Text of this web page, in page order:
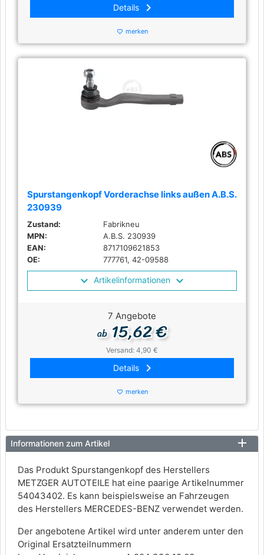
Details keyboard_arrow_right
favorite_border merken
Spurstangenkopf Vorderachse links außen A.B.S.
230939
Zustand:
Fabrikneu
MPN:
A.B.S. 230939
EAN:
8717109621853
OE:
777761, 42-09588
Artikelinformationen
7 Angebote
ab15,62 €
Versand: 4,90 €
Details keyboard_arrow_right
favorite_border merken
Informationen zum Artikel
Das Produkt Spurstangenkopf des Herstellers
METZGER AUTOTEILE hat eine paarige Artikelnummer
54043402. Es kann beispielsweise an Fahrzeugen
des Herstellers MERCEDES-BENZ verwendet werden.
Der angebotene Artikel wird unter anderem unter den
Original Ersatzteilnummern